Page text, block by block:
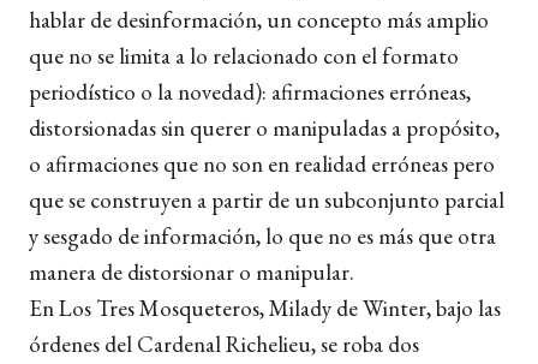
hablar de desinformación, un concepto más amplio
que no se limita a lo relacionado con el formato
periodístico o la novedad): afirmaciones erróneas,
distorsionadas sin querer o manipuladas a propósito,
o afirmaciones que no son en realidad erróneas pero
que se construyen a partir de un subconjunto parcial
y sesgado de información, lo que no es más que otra
manera de distorsionar o manipular.
En Los Tres Mosqueteros, Milady de Winter, bajo las
órdenes del Cardenal Richelieu, se roba dos